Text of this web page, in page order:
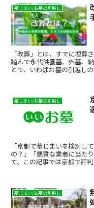
墓じまい/お墓の引越し
「改葬」とは、すでに埋葬
踏んで永代供養墓、外墓、
とで、いわばお墓の引越し
お墓で行う供養・抜魂式（
など、改葬にはいくつかの
際には火葬が必要となりま
マナー、改葬が近年急増し
墓じまい/お墓の引越し
「京都で墓じまいを検討し
の？」「悪質な業者に当た
て、この記事では京都で評
墓じまい/お墓の引越し